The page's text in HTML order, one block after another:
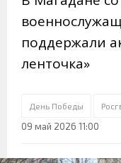
поддержали
ленточка»
День Победы
09 май 2026 11:00